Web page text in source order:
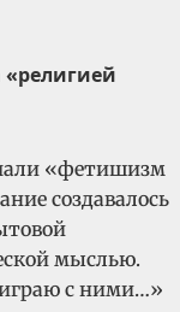
«религией
«фетишизм
создавалось
мыслью.
с ними…»